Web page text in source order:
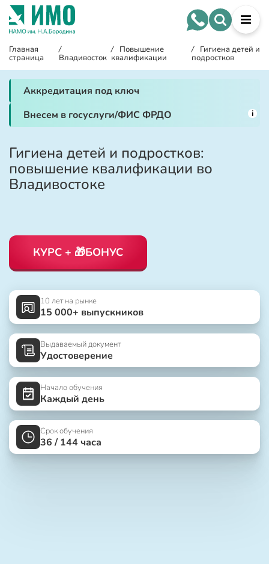
Главная
страница
/
Владивосток
/ Повышение
квалификации
/ Гигиена детей и
подростков
Аккредитация под ключ
Внесем в госуслуги/ФИС ФРДО
i
Гигиена детей и подростков:
повышение квалификации во
Владивостоке
КУРС + 🎁БОНУС
10 лет на рынке
15 000+ выпускников
Выдаваемый документ
Удостоверение
Начало обучения
Каждый день
Срок обучения
36 / 144 часа